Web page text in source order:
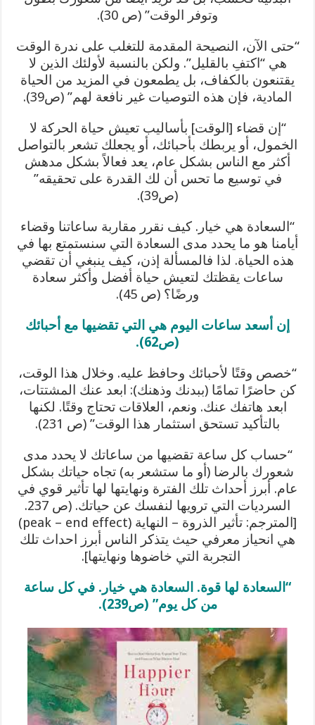
وتوفر الوقت” (ص 30).
“حتى الآن، النصيحة المقدمة للتغلب على ندرة الوقت
هي “اكتفِ بالقليل”. ولكن بالنسبة لأولئك الذين لا
يقتنعون بالكفاف، بل يطمعون في المزيد من الحياة
المادية، فإن هذه التوصيات غير نافعة لهم” (ص39).
“إن قضاء [الوقت] بأساليب تعيش حياة الحركة لا
الخمول، أو يربطك بأحبائك، أو يجعلك تشعر بالتواصل
أكثر مع الناس بشكل عام، يعد فعالاً بشكل مدهش
في توسيع ما تحس أن لك القدرة على تحقيقه”
(ص39).
“السعادة هي خيار. كيف نقرر مقاربة ساعاتنا وقضاء
أيامنا هو ما يحدد مدى السعادة التي سنستمتع بها في
هذه الحياة. لذا فالمسألة إذن، كيف ينبغي أن تقضي
ساعات يقظتك لتعيش حياة أفضل وأكثر سعادة
ورضًا؟ (ص 45).
إن أسعد ساعات اليوم هي التي تقضيها مع أحبائك
(ص62).
“خصص وقتًا لأحبائك وحافظ عليه. وخلال هذا الوقت،
كن حاضرًا تمامًا (ببدنك وذهنك): ابعد عنك المشتتات،
ابعد هاتفك عنك. ونعم، العلاقات تحتاج وقتًا. لكنها
بالتأكيد تستحق استثمار هذا الوقت” (ص 231).
“حساب كل ساعة تقضيها من ساعاتك لا يحدد مدى
شعورك بالرضا (أو ما ستشعر به) تجاه حياتك بشكل
عام. أبرز أحداث تلك الفترة ونهايتها لها تأثير قوي في
السرديات التي ترويها لنفسك عن حياتك. (ص 237.
[المترجم: تأثير الذروة – النهاية (peak – end effect)
هي انحياز معرفي حيث يتذكر الناس أبرز احداث تلك
التجربة التي خاضوها ونهايتها].
“السعادة لها قوة. السعادة هي خيار. في كل ساعة
من كل يوم” (ص239).